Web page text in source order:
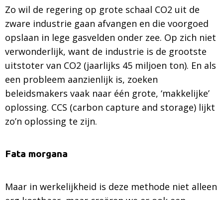
Zo wil de regering op grote schaal CO2 uit de
zware industrie gaan afvangen en die voorgoed
opslaan in lege gasvelden onder zee. Op zich niet
verwonderlijk, want de industrie is de grootste
uitstoter van CO2 (jaarlijks 45 miljoen ton). En als
een probleem aanzienlijk is, zoeken
beleidsmakers vaak naar één grote, ‘makkelijke’
oplossing. CCS (carbon capture and storage) lijkt
zo’n oplossing te zijn.
Fata morgana
Maar in werkelijkheid is deze methode niet alleen